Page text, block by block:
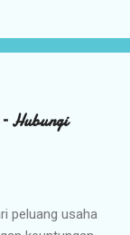
Hubungi
peluang usaha